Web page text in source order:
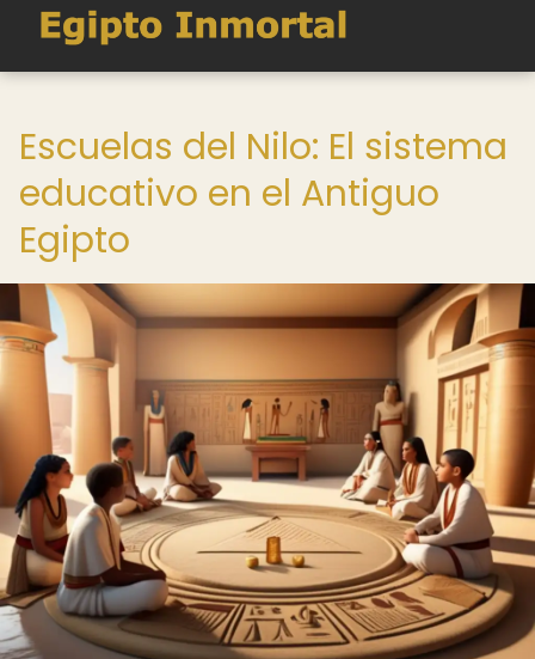
Escuelas del Nilo: El sistema
educativo en el Antiguo
Egipto